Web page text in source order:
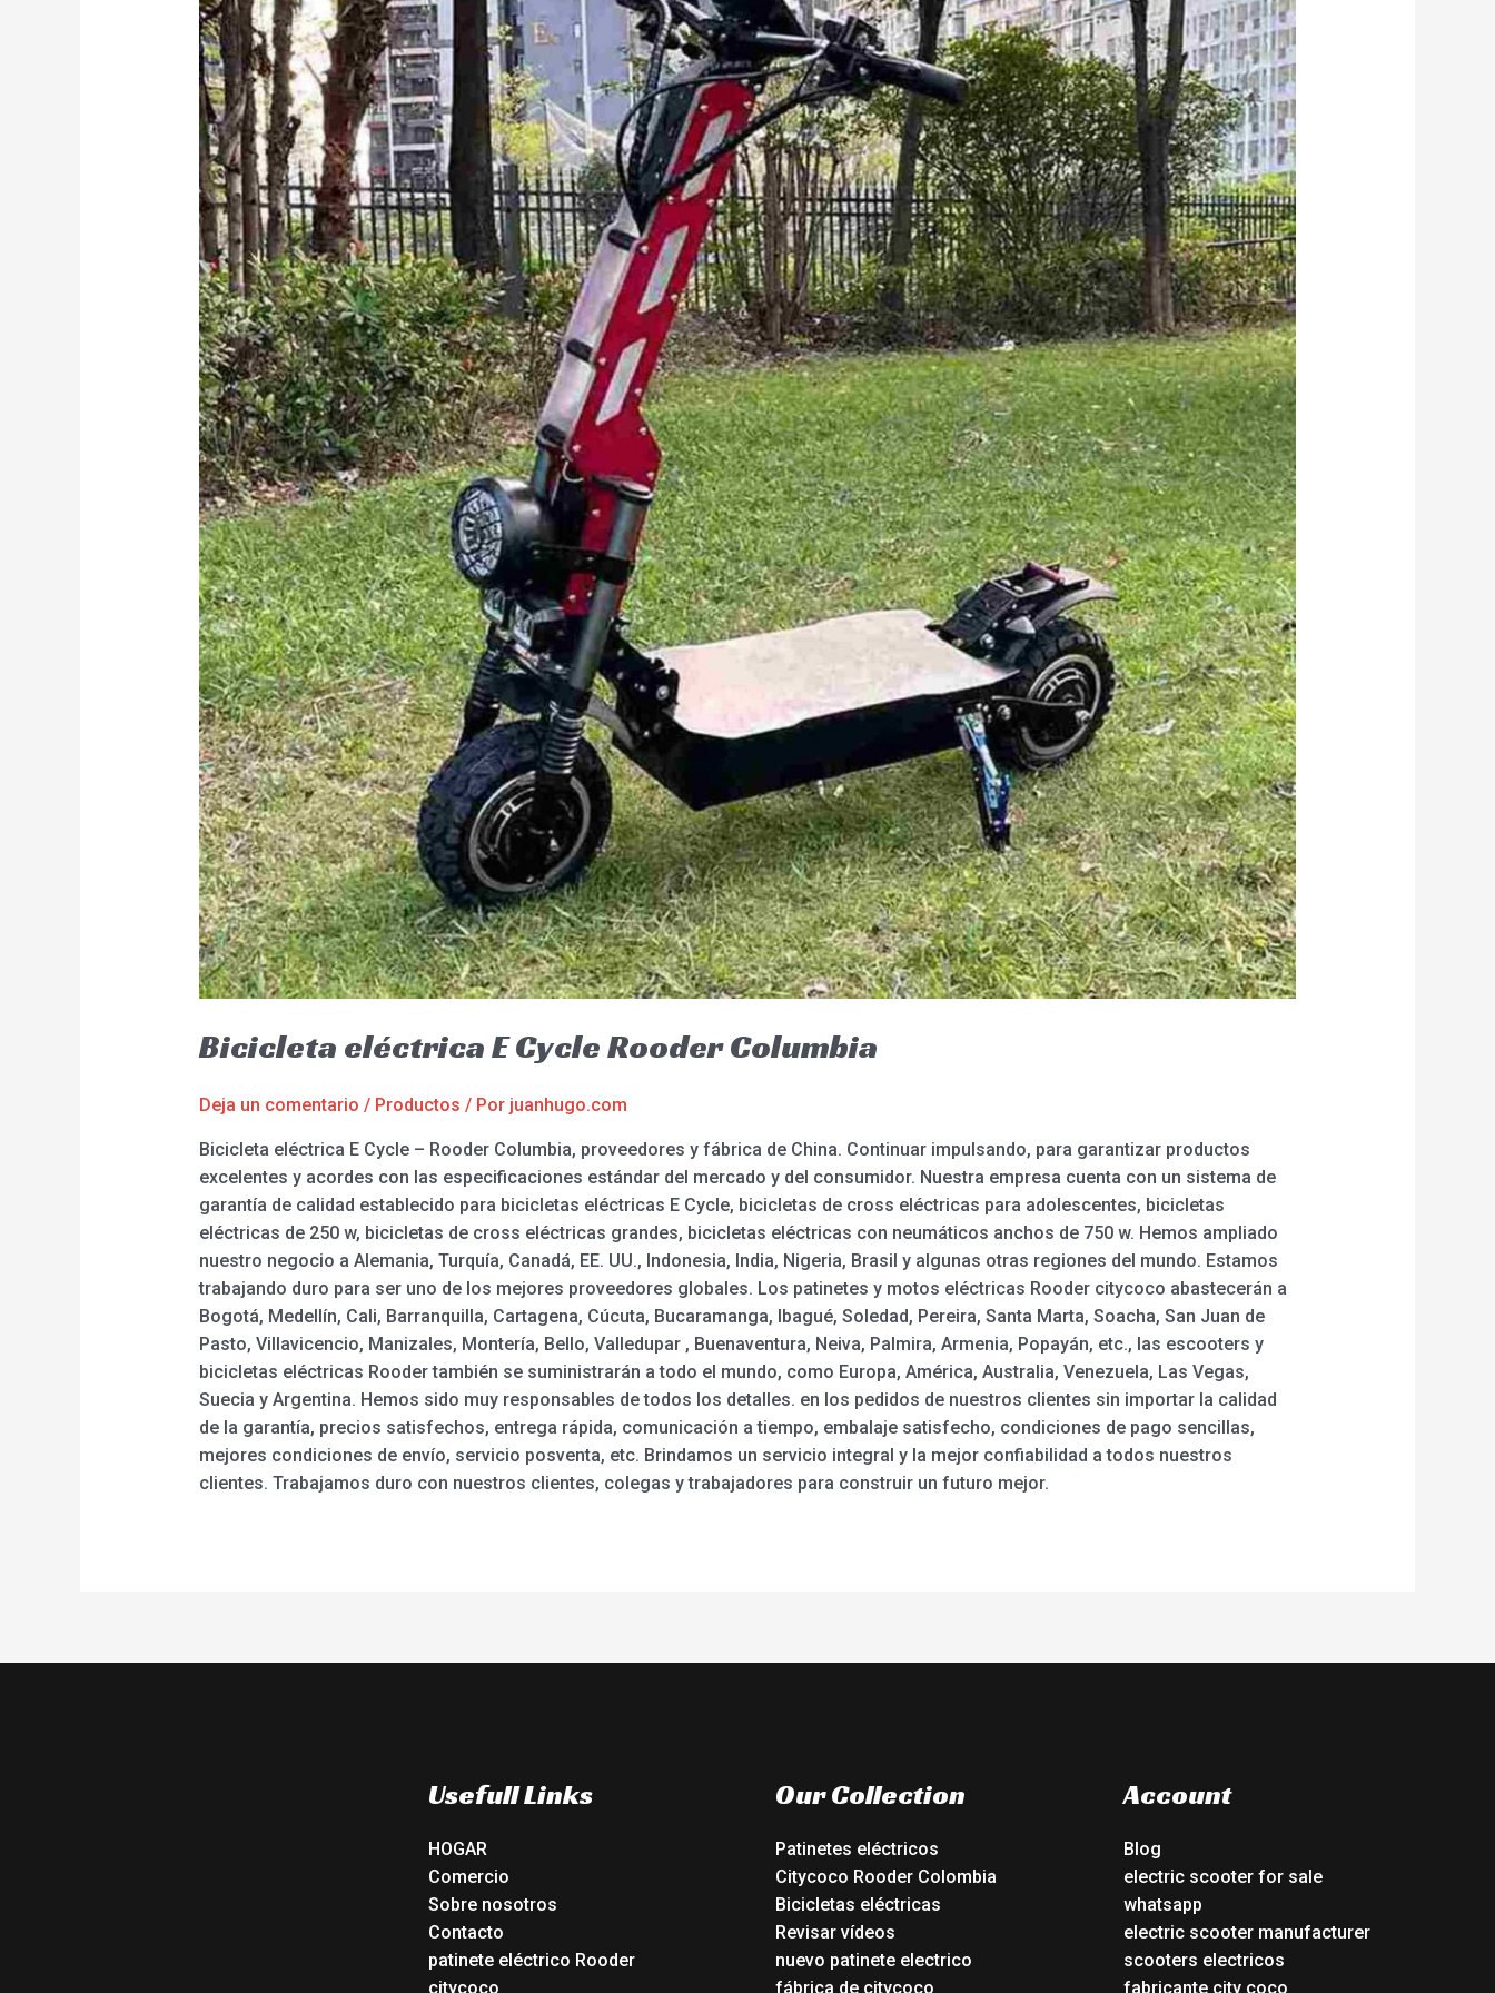
Bicicleta eléctrica E Cycle Rooder Columbia
Deja un comentario / Productos / Por juanhugo.com
Bicicleta eléctrica E Cycle – Rooder Columbia, proveedores y fábrica de China. Continuar impulsando, para garantizar productos
excelentes y acordes con las especificaciones estándar del mercado y del consumidor. Nuestra empresa cuenta con un sistema de
garantía de calidad establecido para bicicletas eléctricas E Cycle, bicicletas de cross eléctricas para adolescentes, bicicletas
eléctricas de 250 w, bicicletas de cross eléctricas grandes, bicicletas eléctricas con neumáticos anchos de 750 w. Hemos ampliado
nuestro negocio a Alemania, Turquía, Canadá, EE. UU., Indonesia, India, Nigeria, Brasil y algunas otras regiones del mundo. Estamos
trabajando duro para ser uno de los mejores proveedores globales. Los patinetes y motos eléctricas Rooder citycoco abastecerán a
Bogotá, Medellín, Cali, Barranquilla, Cartagena, Cúcuta, Bucaramanga, Ibagué, Soledad, Pereira, Santa Marta, Soacha, San Juan de
Pasto, Villavicencio, Manizales, Montería, Bello, Valledupar , Buenaventura, Neiva, Palmira, Armenia, Popayán, etc., las escooters y
bicicletas eléctricas Rooder también se suministrarán a todo el mundo, como Europa, América, Australia, Venezuela, Las Vegas,
Suecia y Argentina. Hemos sido muy responsables de todos los detalles. en los pedidos de nuestros clientes sin importar la calidad
de la garantía, precios satisfechos, entrega rápida, comunicación a tiempo, embalaje satisfecho, condiciones de pago sencillas,
mejores condiciones de envío, servicio posventa, etc. Brindamos un servicio integral y la mejor confiabilidad a todos nuestros
clientes. Trabajamos duro con nuestros clientes, colegas y trabajadores para construir un futuro mejor.
Usefull Links
HOGAR
Comercio
Sobre nosotros
Contacto
patinete eléctrico Rooder
citycoco
Our Collection
Patinetes eléctricos
Citycoco Rooder Colombia
Bicicletas eléctricas
Revisar vídeos
nuevo patinete electrico
fábrica de citycoco
Account
Blog
electric scooter for sale
whatsapp
electric scooter manufacturer
scooters electricos
fabricante city coco